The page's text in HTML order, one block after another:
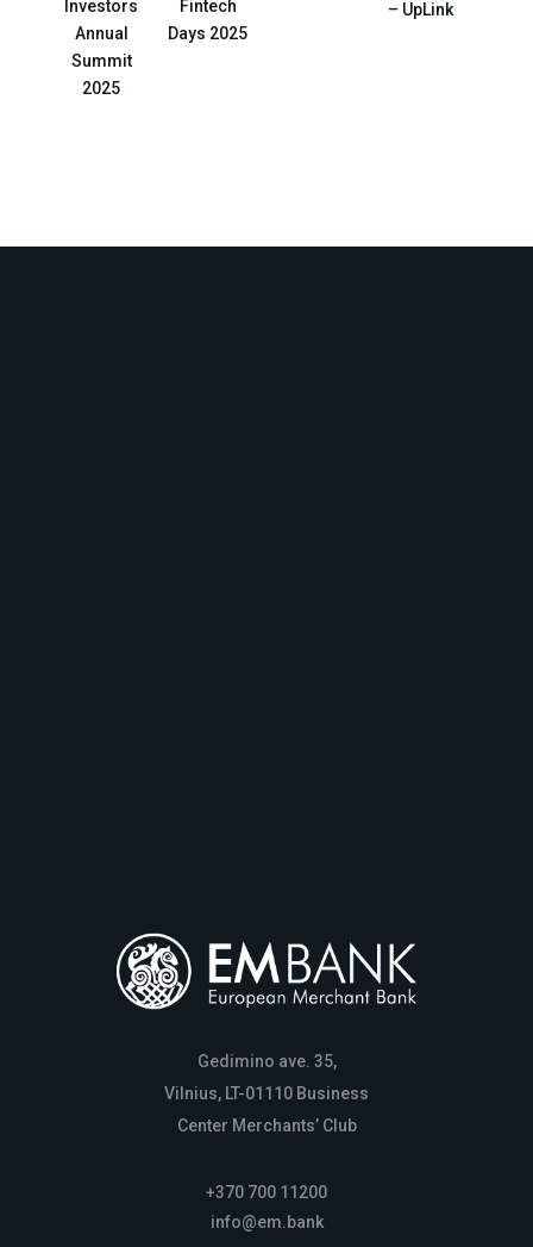
Investors
Annual
Summit
2025
Fintech
Days 2025
– UpLink
Gedimino ave. 35,
Vilnius, LT-01110 Business
Center Merchants’ Club
+370 700 11200
info@em.bank